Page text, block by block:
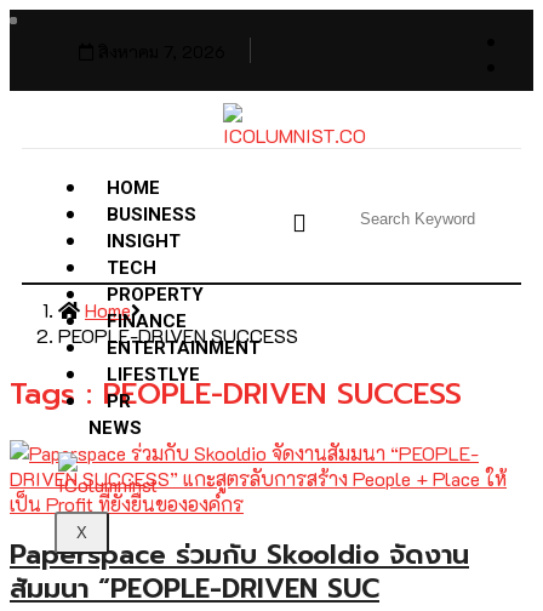
HOME
BUSINESS
INSIGHT
TECH
PROPERTY
FINANCE
ENTERTAINMENT
LIFESTLYE
PR
NEWS
X
Home
PEOPLE-DRIVEN SUCCESS
Tags : PEOPLE-DRIVEN SUCCESS
Paperspace ร่วมกับ Skooldio จัดงาน
สัมมนา “PEOPLE-DRIVEN SUC